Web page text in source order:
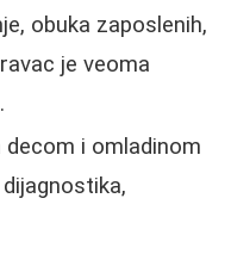
obuka zaposlenih,
je veoma
decom i omladinom